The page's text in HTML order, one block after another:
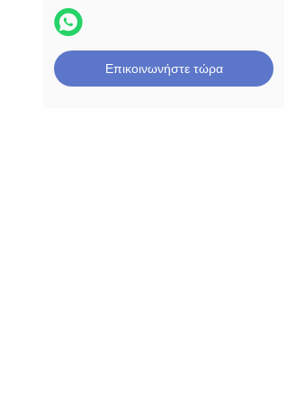
Επικοινωνήστε τώρα